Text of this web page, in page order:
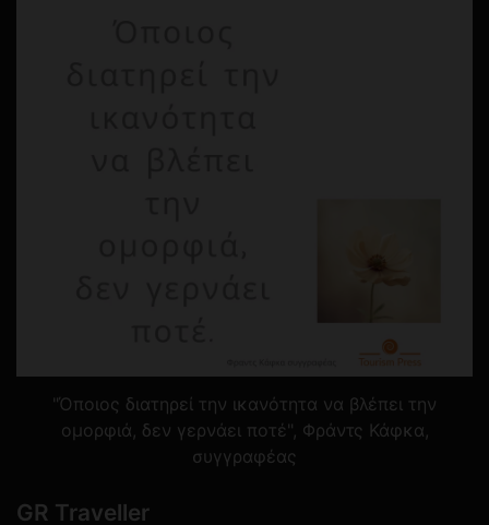
"Όποιος διατηρεί την ικανότητα να βλέπει την
ομορφιά, δεν γερνάει ποτέ", Φράντς Κάφκα,
συγγραφέας
GR Traveller